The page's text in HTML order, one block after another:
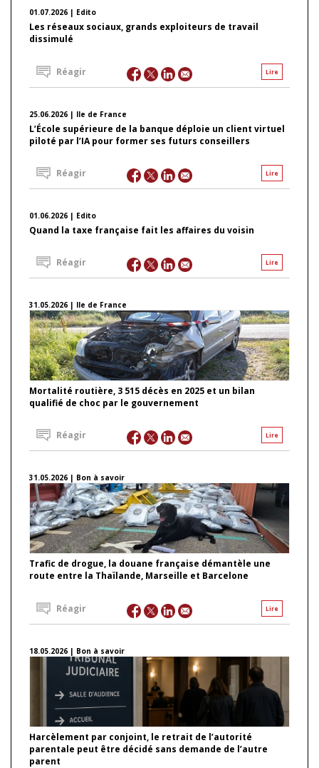
01.07.2026 | Edito
Les réseaux sociaux, grands exploiteurs de travail
dissimulé
Lire
Réagir
25.06.2026 | Ile de France
L’École supérieure de la banque déploie un client virtuel
piloté par l’IA pour former ses futurs conseillers
Lire
Réagir
01.06.2026 | Edito
Quand la taxe française fait les affaires du voisin
Lire
Réagir
31.05.2026 | Ile de France
Mortalité routière, 3 515 décès en 2025 et un bilan
qualifié de choc par le gouvernement
Lire
Réagir
31.05.2026 | Bon à savoir
Trafic de drogue, la douane française démantèle une
route entre la Thaïlande, Marseille et Barcelone
Lire
Réagir
18.05.2026 | Bon à savoir
Harcèlement par conjoint, le retrait de l’autorité
parentale peut être décidé sans demande de l’autre
parent